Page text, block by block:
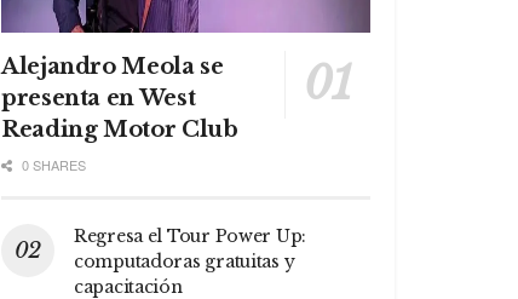
Alejandro Meola se
presenta en West
Reading Motor Club
0 SHARES
Regresa el Tour Power Up:
computadoras gratuitas y
capacitación